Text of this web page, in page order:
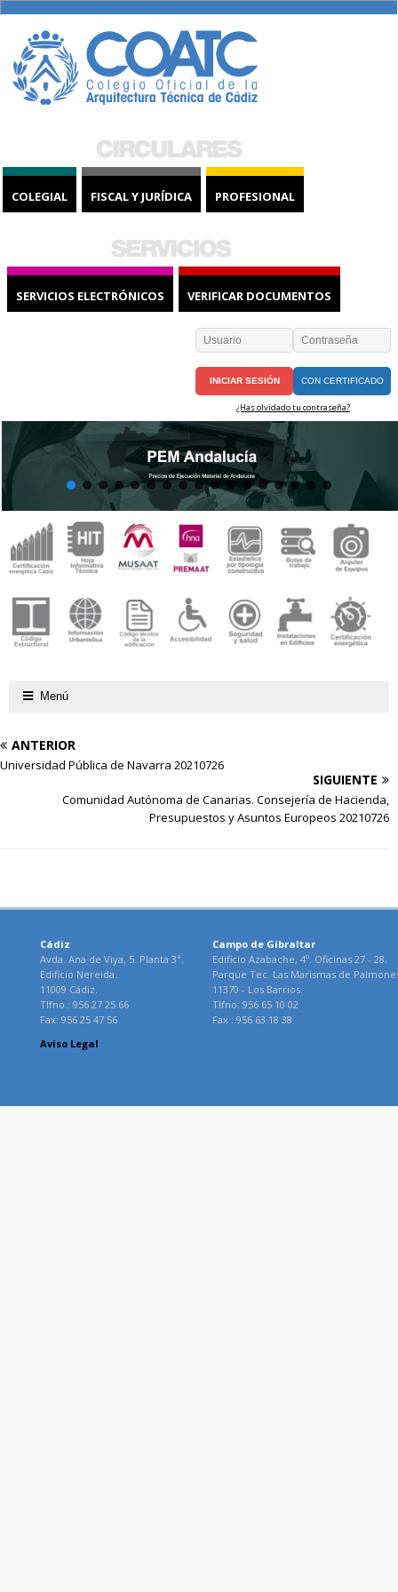
COLEGIAL FISCAL Y JURÍDICA PROFESIONAL
SERVICIOS ELECTRÓNICOS VERIFICAR DOCUMENTOS
CON CERTIFICADO
¿Has olvidado tu contraseña?
Menú
ANTERIOR
Universidad Pública de Navarra 20210726
SIGUIENTE
Comunidad Autónoma de Canarias. Consejería de Hacienda,
Presupuestos y Asuntos Europeos 20210726
Cádiz
Avda. Ana de Viya, 5. Planta 3ª.
Edificio Nereida.
11009 Cádiz.
Tlfno.: 956 27 25 66
Fax: 956 25 47 56
Campo de Gibraltar
Edificio Azabache, 4º. Oficinas 27 - 28.
Parque Tec. Las Marismas de
11370 - Los Barrios.
Tlfno: 956 65 10 02
Fax : 956 63 18 38
Aviso Legal